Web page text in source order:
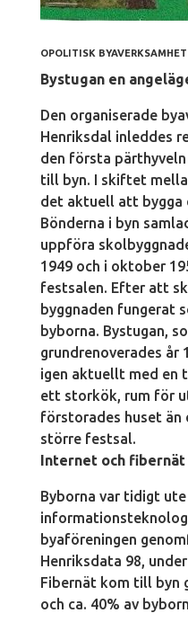
OPOLITISK
Bystugan en
Den organiserade
Henriksdal inleddes
den första
till byn. I skiftet
det aktuell att bygga
Bönderna i byn
uppföra
1949 och i oktober
festsalen. Efter att
byggnaden fungerat
byborna. Bystugan,
grundrenoverades år
igen aktuellt med en
ett storkök, rum för
förstorades huset än
större festsal.
Internet och fibernät
Byborna var tidigt
byaföreningen
Henriksdata 98,
Fibernät kom till byn
och ca. 40% av